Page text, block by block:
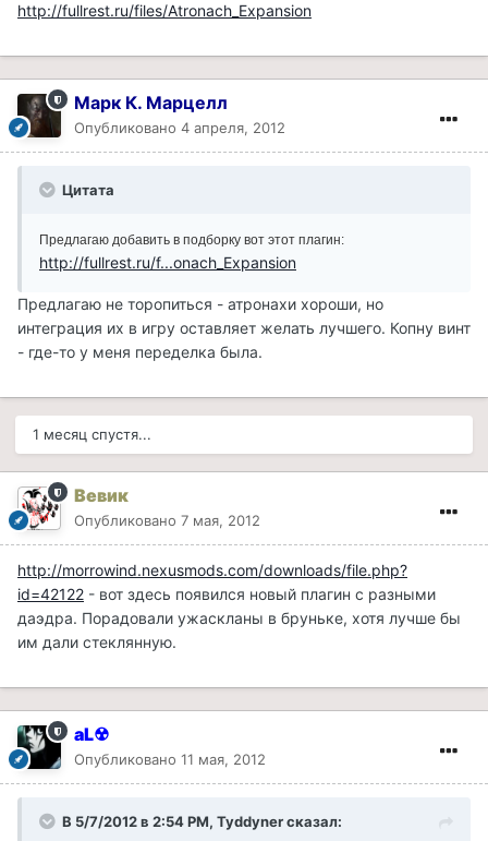
http://fullrest.ru/files/Atronach_Expansion
Марк К. Марцелл
Опубликовано 4 апреля, 2012
Цитата
Предлагаю добавить в подборку вот этот плагин:
http://fullrest.ru/f...onach_Expansion
Предлагаю не торопиться - атронахи хороши, но
интеграция их в игру оставляет желать лучшего. Копну винт
- где-то у меня переделка была.
1 месяц спустя...
Вевик
Опубликовано 7 мая, 2012
http://morrowind.nexusmods.com/downloads/file.php?
id=42122 - вот здесь появился новый плагин с разными
даэдра. Порадовали ужаскланы в бруньке, хотя лучше бы
им дали стеклянную.
aL☢
Опубликовано 11 мая, 2012
В 5/7/2012 в 2:54 PM, Tyddyner сказал: